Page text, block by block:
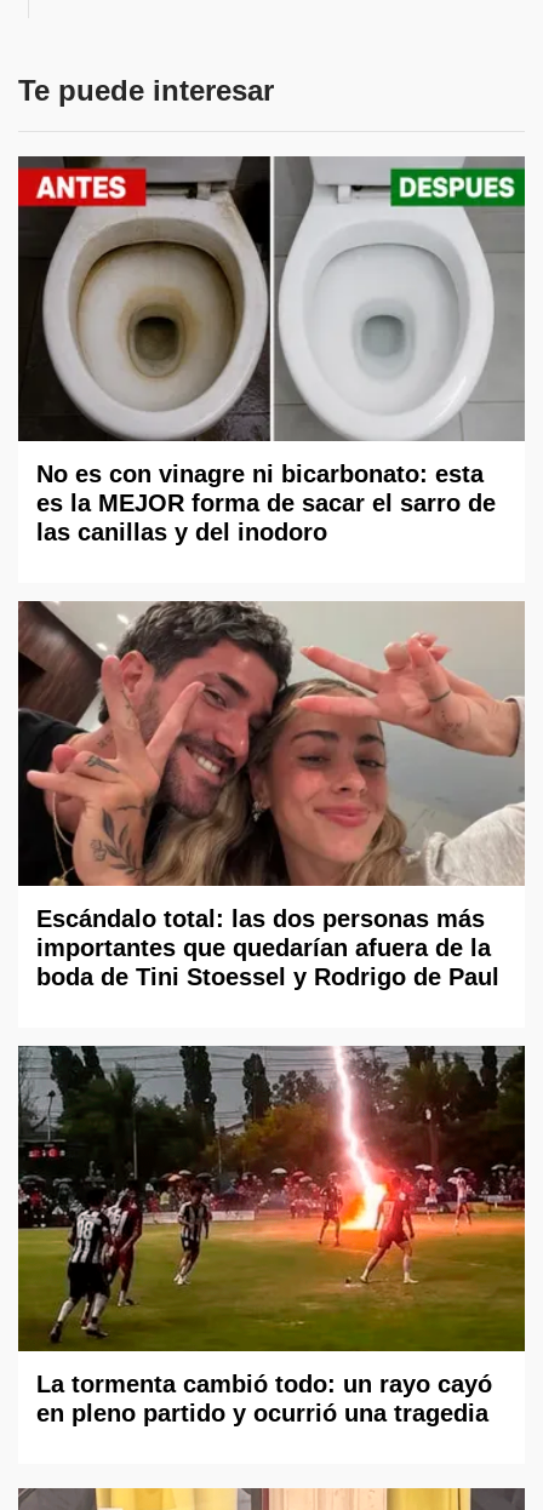
Te puede interesar
No es con vinagre ni bicarbonato: esta
es la MEJOR forma de sacar el sarro de
las canillas y del inodoro
Escándalo total: las dos personas más
importantes que quedarían afuera de la
boda de Tini Stoessel y Rodrigo de Paul
La tormenta cambió todo: un rayo cayó
en pleno partido y ocurrió una tragedia